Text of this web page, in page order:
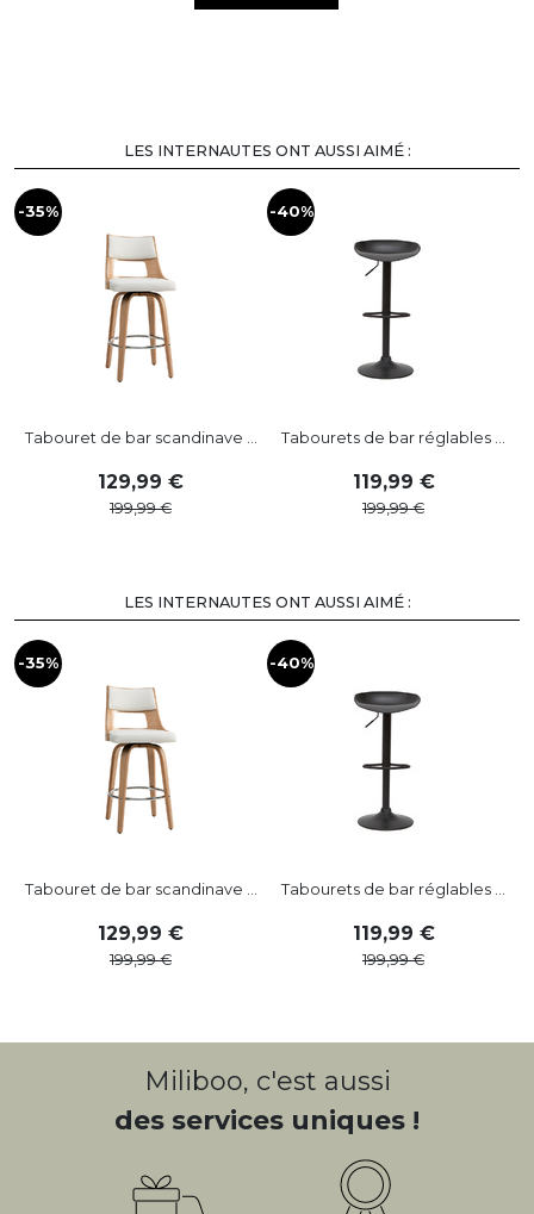
LES INTERNAUTES ONT AUSSI AIMÉ :
-35%
Tabouret de bar scandinave ...
129,99
199,99
-40%
Tabourets de bar réglables ...
119,99
199,99
LES INTERNAUTES ONT AUSSI AIMÉ :
-35%
Tabouret de bar scandinave ...
129,99
199,99
-40%
Tabourets de bar réglables ...
119,99
199,99
Miliboo, c'est aussi
des services uniques !